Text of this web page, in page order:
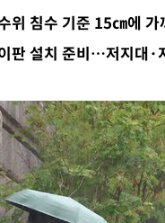
해상서 모터보트 전복…1명
한풀 꺾이지만…'낮 최고 35도'
"압수수색·성접대 논란 사과…
폭염 지속…강원동해안 최대
상승 마감…S&P 0.6% 나
위 침수 기준 15㎝에
판 설치 준비…저지대·